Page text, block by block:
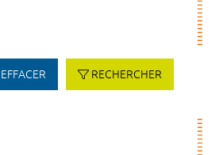
EFFACER RECHERCHER